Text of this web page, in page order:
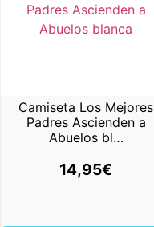
Camiseta Los Mejores
Padres Ascienden a
Abuelos bl…
14,95€